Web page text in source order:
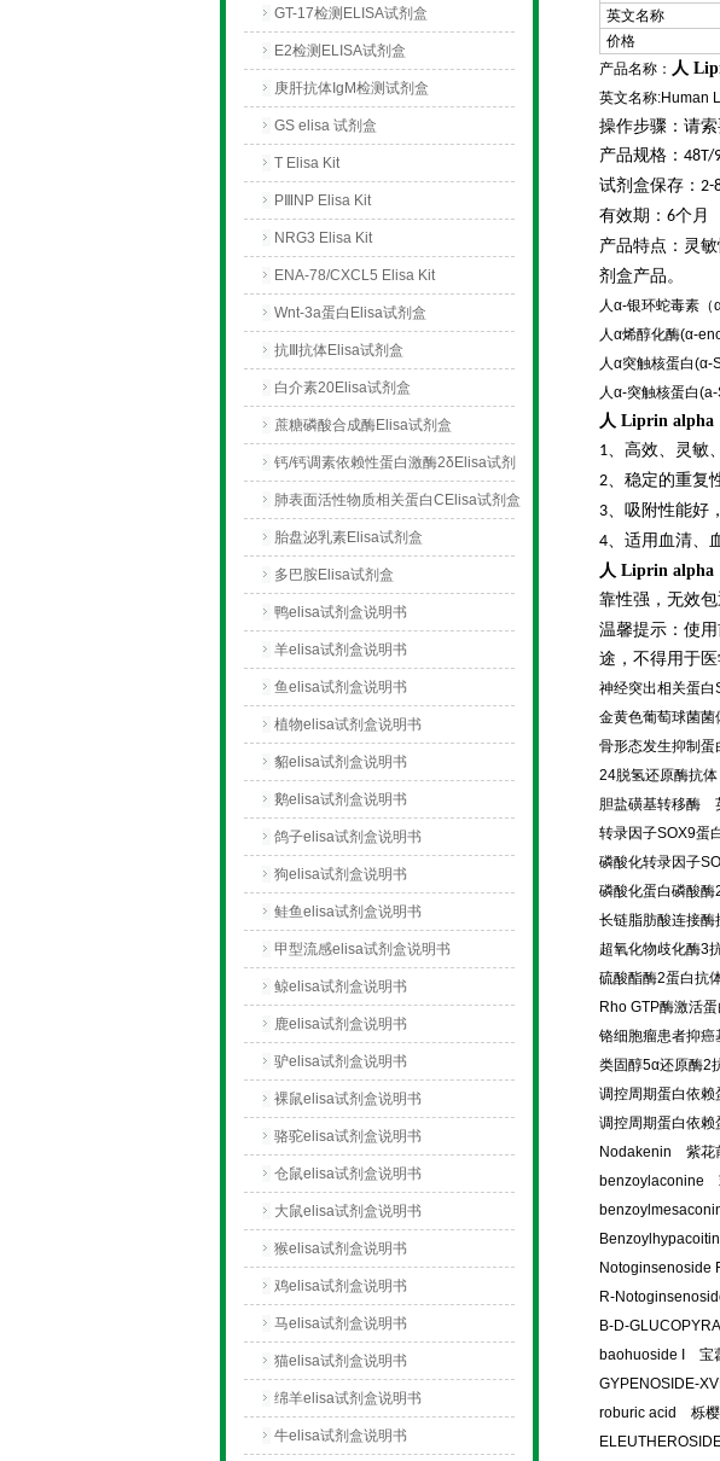
GT-17检测ELISA试剂盒
E2检测ELISA试剂盒
庚肝抗体IgM检测试剂盒
GS elisa 试剂盒
T Elisa Kit
PⅢNP Elisa Kit
NRG3 Elisa Kit
ENA-78/CXCL5 Elisa Kit
Wnt-3a蛋白Elisa试剂盒
抗Ⅲ抗体Elisa试剂盒
白介素20Elisa试剂盒
蔗糖磷酸合成酶Elisa试剂盒
钙/钙调素依赖性蛋白激酶2δElisa试剂
盒
肺表面活性物质相关蛋白CElisa试剂盒
胎盘泌乳素Elisa试剂盒
多巴胺Elisa试剂盒
鸭elisa试剂盒说明书
羊elisa试剂盒说明书
鱼elisa试剂盒说明书
植物elisa试剂盒说明书
貂elisa试剂盒说明书
鹅elisa试剂盒说明书
鸽子elisa试剂盒说明书
狗elisa试剂盒说明书
鲑鱼elisa试剂盒说明书
甲型流感elisa试剂盒说明书
鲸elisa试剂盒说明书
鹿elisa试剂盒说明书
驴elisa试剂盒说明书
裸鼠elisa试剂盒说明书
骆驼elisa试剂盒说明书
仓鼠elisa试剂盒说明书
大鼠elisa试剂盒说明书
猴elisa试剂盒说明书
鸡elisa试剂盒说明书
马elisa试剂盒说明书
猫elisa试剂盒说明书
绵羊elisa试剂盒说明书
牛elisa试剂盒说明书
英文名称
价格
产品名称： 人
英文名称:Human
操作步骤：请
产品规格： 48T/
试剂盒保存： 2-
有效期： 6个月
产品特点：灵
剂盒产品。
人α-银环蛇毒素
人α烯醇化酶(α-
人α突触核蛋白
人α-突触核蛋白
人 Liprin alpha
1、高效、灵敏
2、稳定的重复
3、吸附性能好
4、适用血清、
人 Liprin alpha
靠性强，无效
温馨提示：使
途，不得用于医
神经突出相关蛋
金黄色葡萄球菌
骨形态发生抑制
24脱氢还原酶
胆盐磺基转移酶
转录因子SOX9
磷酸化转录因子
磷酸化蛋白磷酸
长链脂肪酸连接
超氧化物歧化酶
硫酸酯酶2蛋白
Rho GTP酶激
铬细胞瘤患者抑
类固醇5α还原
调控周期蛋白依
调控周期蛋白依
Nodakenin 紫
benzoylaconine
Notoginsenoside
R-
B-D-
baohuoside I 宝
GYPENOSIDE-
roburic acid 栎